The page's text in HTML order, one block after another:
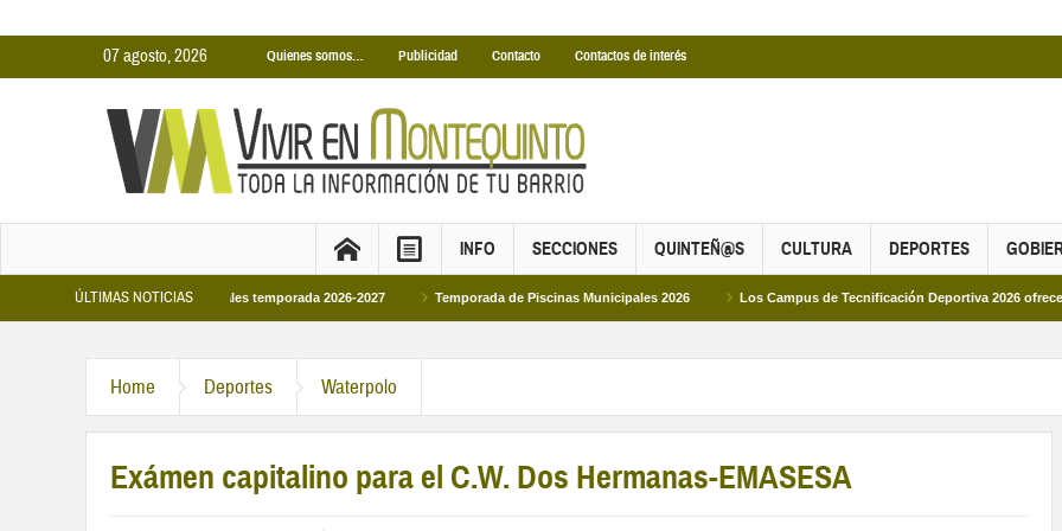
07 agosto, 2026 Quienes somos… Publicidad Contacto Contactos de interés
INFO SECCIONES QUINTEÑ@S CULTURA DEPORTES
ÚLTIMAS NOTICIAS
Cubiertas Municipales temporada 2026-2027 Temporada de Piscinas Municipales 2026 Los Campus de Tecnificación Deportiva 2026 ofrecen cuatro
Home Deportes Waterpolo
Exámen capitalino para el C.W. Dos Hermanas-EMASESA